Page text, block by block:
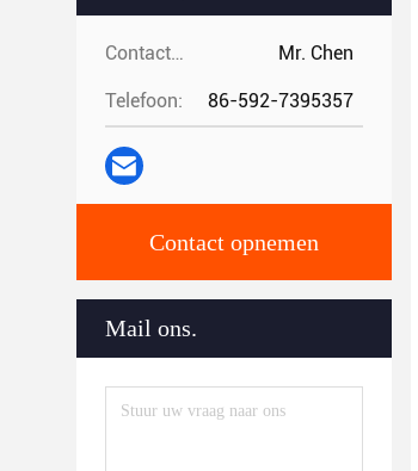
Contactpersonen: Mr. Chen
Telefoon: 86-592-7395357
Contact opnemen
Mail ons.